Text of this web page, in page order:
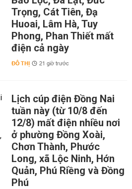
Trọng, Cát Tiên, Đạ
Huoai, Lâm Hà, Tuy
Phong, Phan Thiết mất
điện cả ngày
ĐÔ THỊ 21 giờ trước
Lịch cúp điện Đồng Nai
tuần này (từ 10/8 đến
12/8) mất điện nhiều nơi
ở phường Đồng Xoài,
Chơn Thành, Phước
Long, xã Lộc Ninh, Hớn
Quản, Phú Riềng và Đồng
Phú